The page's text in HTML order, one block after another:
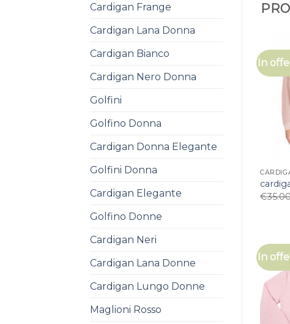
Cardigan Frange
Cardigan Lana Donna
Cardigan Bianco
Cardigan Nero Donna
Golfini
Golfino Donna
Cardigan Donna Elegante
Golfini Donna
Cardigan Elegante
Golfino Donne
Cardigan Neri
Cardigan Lana Donne
Cardigan Lungo Donne
Maglioni Rosso
In
€
In